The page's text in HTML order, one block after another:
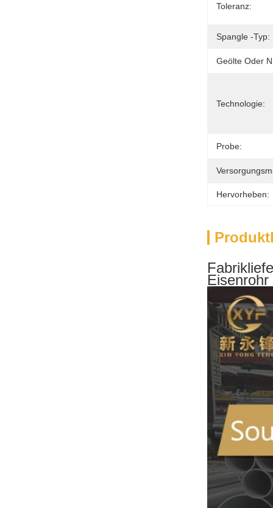
Toleranz:
Spangle -Typ:
Geölte Oder
Technologie:
Probe:
Hervorheben: